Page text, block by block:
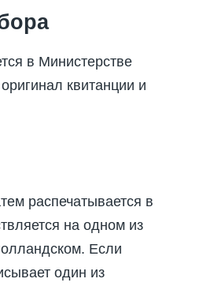
в Министерстве
квитанции и
распечатывается в
на одном из
Если
один из